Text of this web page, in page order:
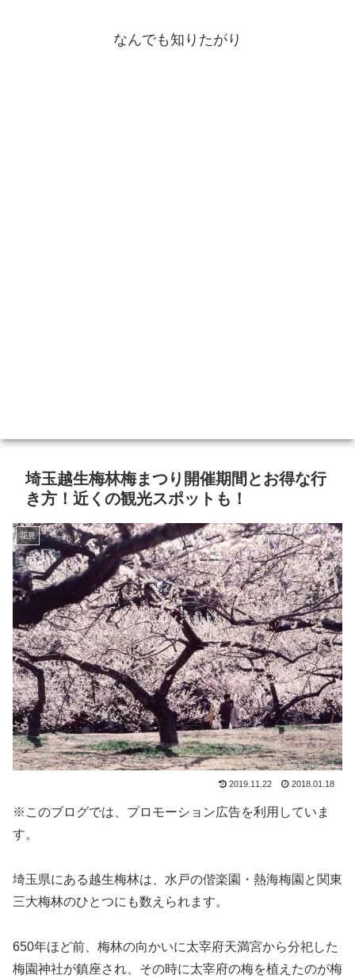
なんでも知りたがり
埼玉越生梅林梅まつり開催期間とお得な行
き方！近くの観光スポットも！
花見
2019.11.22 2018.01.18
※このブログでは、プロモーション広告を利用していま
す。
埼玉県にある越生梅林は、水戸の偕楽園・熱海梅園と関東
三大梅林のひとつにも数えられます。
650年ほど前、梅林の向かいに太宰府天満宮から分祀した
梅園神社が鎮座され、その時に太宰府の梅を植えたのが梅